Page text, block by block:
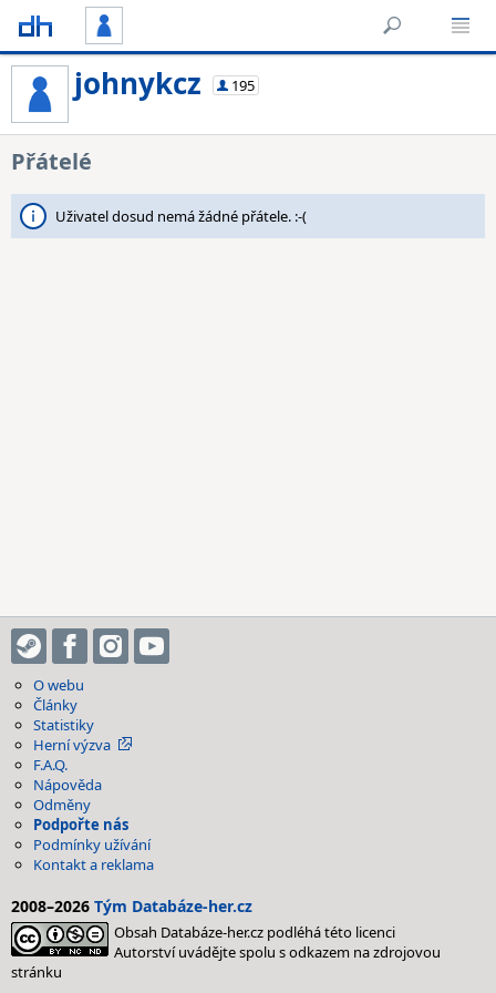
johnykcz 195
Přátelé
Uživatel dosud nemá žádné přátele. :-(
O webu
Články
Statistiky
Herní výzva
F.A.Q.
Nápověda
Odměny
Podpořte nás
Podmínky užívání
Kontakt a reklama
2008–2026 Tým Databáze-her.cz
Obsah Databáze-her.cz podléhá této licenci
Autorství uvádějte spolu s odkazem na zdrojovou
stránku